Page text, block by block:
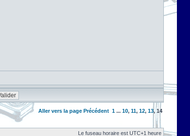
Aller vers la page Précédent 1 ... 10, 11, 12, 13, 14
Le fuseau horaire est UTC+1 heure